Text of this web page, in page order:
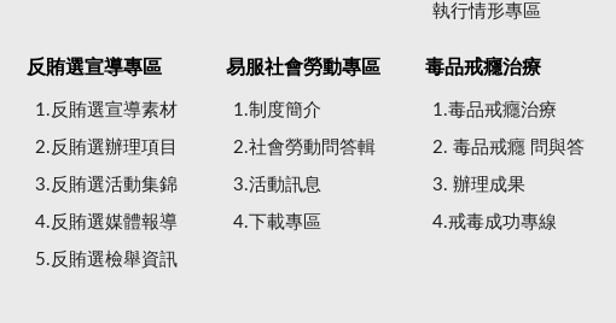
執行情形專區
反賄選宣導專區
1.反賄選宣導素材
2.反賄選辦理項目
3.反賄選活動集錦
4.反賄選媒體報導
5.反賄選檢舉資訊
易服社會勞動專區
1.制度簡介
2.社會勞動問答輯
3.活動訊息
4.下載專區
毒品戒癮治療
1.毒品戒癮治療
2. 毒品戒癮 問與答
3. 辦理成果
4.戒毒成功專線